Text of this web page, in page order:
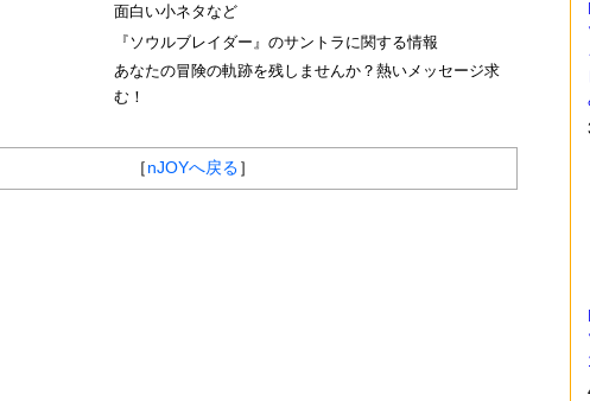
面白い小ネタなど
『ソウルブレイダー』のサントラに関する情報
あなたの冒険の軌跡を残しませんか？熱いメッセージ求
む！
［nJOYへ戻る］